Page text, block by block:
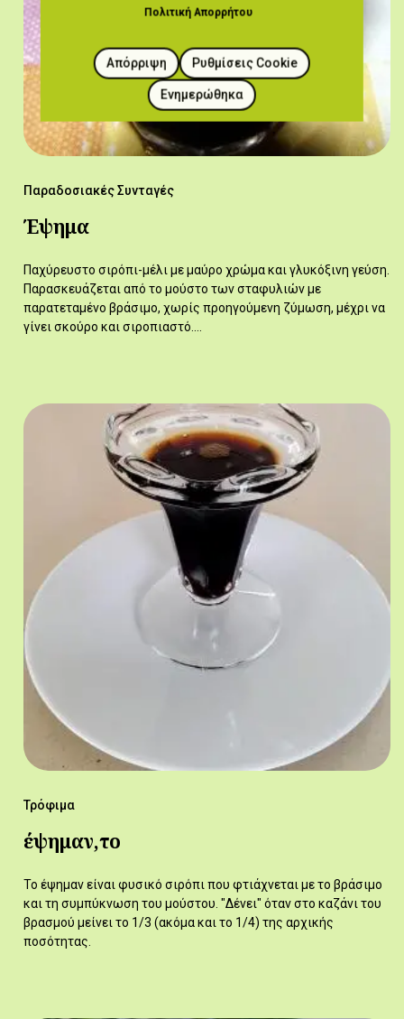
Παραδοσιακές Συνταγές
Έψημα
Παχύρευστο σιρόπι-μέλι με μαύρο χρώμα και γλυκόξινη γεύση.
Παρασκευάζεται από το μούστο των σταφυλιών με
παρατεταμένο βράσιμο, χωρίς προηγούμενη ζύμωση, μέχρι να
γίνει σκούρο και σιροπιαστό.…
Τρόφιμα
έψημαν,το
Το έψημαν είναι φυσικό σιρόπι που φτιάχνεται με το βράσιμο
και τη συμπύκνωση του μούστου. "Δένει" όταν στο καζάνι του
βρασμού μείνει το 1/3 (ακόμα και το 1/4) της αρχικής
ποσότητας.
Πολιτική Απορρήτου
Ρυθμίσεις Cookie
Απόρριψη
Ενημερώθηκα